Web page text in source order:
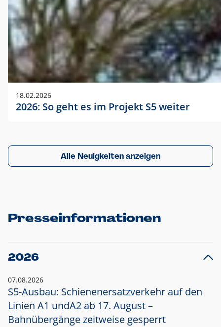
18.02.2026
2026: So geht es im Projekt S5 weiter
Alle Neuigkeiten anzeigen
Presseinformationen
2026
07.08.2026
S5-Ausbau: Schienenersatzverkehr auf den
Linien A1 undA2 ab 17. August –
Bahnübergänge zeitweise gesperrt